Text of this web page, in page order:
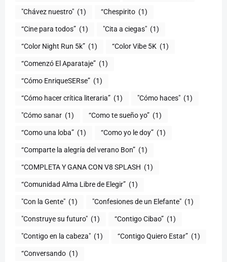
"Chávez nuestro" (1) “Chespirito (1)
“Cine para todos” (1) "Cita a ciegas" (1)
“Color Night Run 5k” (1) “Color Vibe 5K (1)
“Comenzó El Aparataje” (1)
“Cómo EnriqueSERse” (1)
(1) "Cómo haces" (1)
"Cómo sanar (1) “Como te sueño yo” (1)
“Como una loba” (1) “Como yo le doy” (1)
“Comparte la alegría del verano Bon” (1)
“COMPLETA Y GANA CON V8 SPLASH (1)
“Comunidad Alma Libre de Elegir” (1)
"Con la Gente" (1) "Confesiones de un Elefante" (1)
"Construye su futuro" (1) “Contigo Cibao” (1)
"Contigo en la cabeza" (1) “Contigo Quiero Estar” (1)
“Conversando (1)